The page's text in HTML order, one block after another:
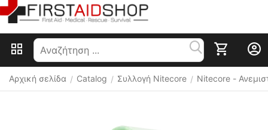
Αρχική σελίδα / Catalog / Συλλογή Nitecore / Nitecore -